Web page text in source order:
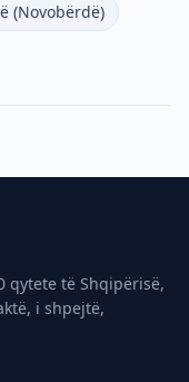
(Novobërdë)
qytete të Shqipërisë,
i shpejtë,